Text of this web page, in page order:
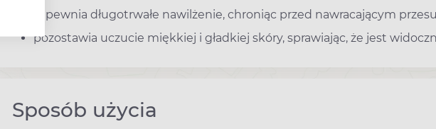
zapewnia długotrwałe nawilżenie, chroniąc przed nawracającym
pozostawia uczucie miękkiej i gładkiej skóry, sprawiając, że jest
Sposób użycia